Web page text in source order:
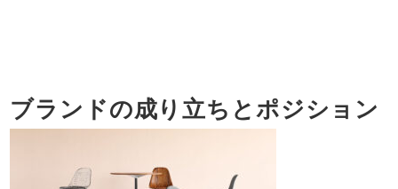
ブランドの成り立ちとポジション